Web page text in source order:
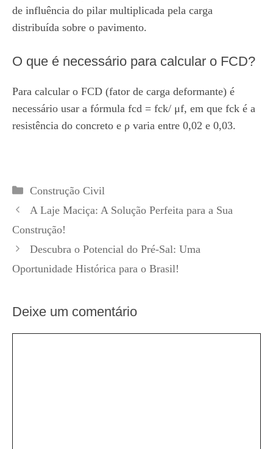
de influência do pilar multiplicada pela carga
distribuída sobre o pavimento.
O que é necessário para calcular o FCD?
Para calcular o FCD (fator de carga deformante) é
necessário usar a fórmula fcd = fck/ μf, em que fck é a
resistência do concreto e ρ varia entre 0,02 e 0,03.
Categorias
Construção Civil
A Laje Maciça: A Solução Perfeita para a Sua
Construção!
Descubra o Potencial do Pré-Sal: Uma
Oportunidade Histórica para o Brasil!
Deixe um comentário